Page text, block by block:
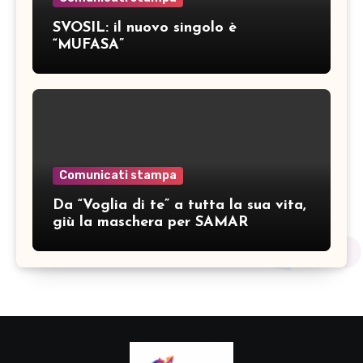
SVOSIL: il nuovo singolo è
“MUFASA”
Comunicati stampa
Da “Voglia di te” a tutta la sua vita,
giù la maschera per SAMAR